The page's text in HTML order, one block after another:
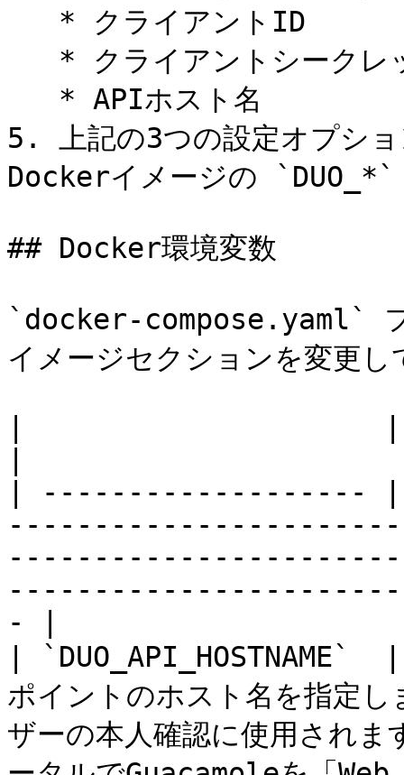
5. 上記の3つの設定オプシ
Dockerイメージの `DUO_*`
## Docker環境変数
`docker-compose.yaml`
イメージセクションを変更
| -------------------
- |
|
ポイントのホスト名を指定
ザーの本人確認に使用されま